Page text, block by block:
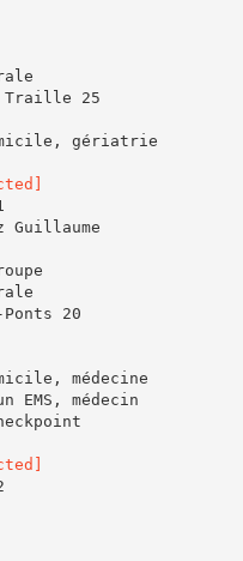
Traille 25
gériatrie
Guillaume
Ponts 20
médecine
EMS, médecin